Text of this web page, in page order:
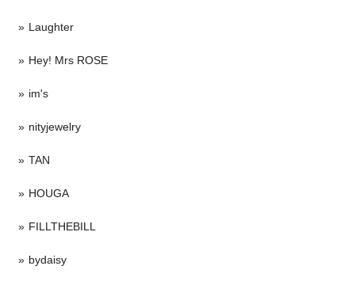
Laughter
Hey! Mrs ROSE
im's
nityjewelry
TAN
HOUGA
FILLTHEBILL
bydaisy